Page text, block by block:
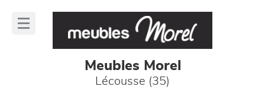
Meubles Morel
Lécousse (35)